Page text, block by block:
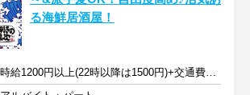
る海鮮居酒屋！
時給1200円以上(22時以降は1500円)+交通費規定内支給